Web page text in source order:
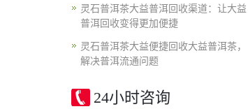
灵石普洱茶大益普洱回收渠道：让大益
普洱回收变得更加便捷
灵石普洱茶大益便捷回收大益普洱茶，
解决普洱流通问题
24小时咨询